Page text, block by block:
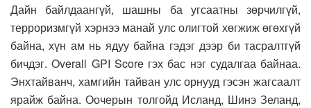
Дайн байлдаангүй, шашны ба угсаатны зөрчилгүй,
терроризмгүй хэрнээ манай улс олигтой хөгжиж өгөхгүй
байна, хүн ам нь ядуу байна гэдэг дээр би тасралтгүй
бичдэг. Overall GPI Score гэх бас нэг судалгаа байнаа.
Энхтайванч, хамгийн тайван улс орнууд гэсэн жагсаалт
ярайж байна. Оочерын толгойд Исланд, Шинэ Зеланд,